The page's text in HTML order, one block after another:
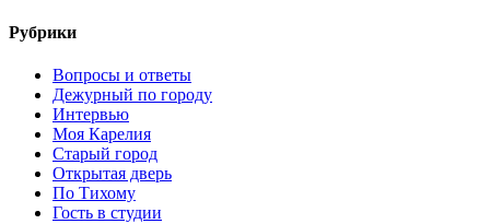
Рубрики
Вопросы и ответы
Дежурный по городу
Интервью
Моя Карелия
Старый город
Открытая дверь
По Тихому
Гость в студии